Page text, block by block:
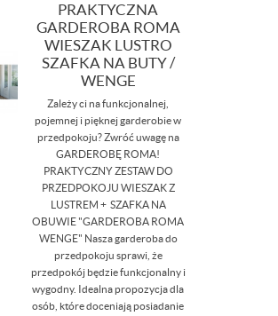
PRAKTYCZNA
GARDEROBA ROMA
WIESZAK LUSTRO
SZAFKA NA BUTY /
WENGE
Zależy ci na funkcjonalnej,
pojemnej i pięknej garderobie w
przedpokoju? Zwróć uwagę na
GARDEROBĘ ROMA!
PRAKTYCZNY ZESTAW DO
PRZEDPOKOJU WIESZAK Z
LUSTREM + SZAFKA NA
OBUWIE "GARDEROBA ROMA
WENGE" Nasza garderoba do
przedpokoju sprawi, że
przedpokój będzie funkcjonalny i
wygodny. Idealna propozycja dla
osób, które doceniają posiadanie